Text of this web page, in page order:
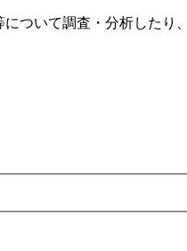
ついて調査・分析した